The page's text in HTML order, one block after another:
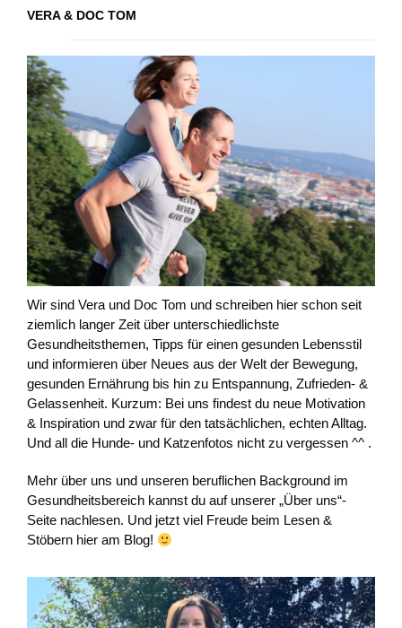
VERA & DOC TOM
Wir sind Vera und Doc Tom und schreiben hier schon seit
ziemlich langer Zeit über unterschiedlichste
Gesundheitsthemen, Tipps für einen gesunden Lebensstil
und informieren über Neues aus der Welt der Bewegung,
gesunden Ernährung bis hin zu Entspannung, Zufrieden- &
Gelassenheit. Kurzum: Bei uns findest du neue Motivation
& Inspiration und zwar für den tatsächlichen, echten Alltag.
Und all die Hunde- und Katzenfotos nicht zu vergessen ^^ .
Mehr über uns und unseren beruflichen Background im
Gesundheitsbereich kannst du auf unserer „Über uns“-
Seite nachlesen. Und jetzt viel Freude beim Lesen &
Stöbern hier am Blog!